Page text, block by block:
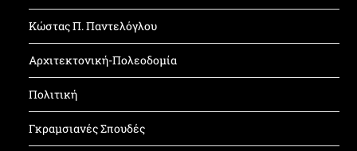
Κώστας Π. Παντελόγλου
Αρχιτεκτονική-Πολεοδομία
Πολιτική
Γκραμσιανές Σπουδές